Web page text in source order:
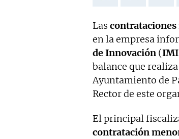
Las contrataciones
en la empresa
de Innovación (IMI
balance que
Ayuntamiento de
Rector de este
El principal
contratación